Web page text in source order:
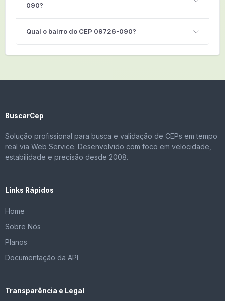
090?
Qual o bairro do CEP 09726-090?
BuscarCep
Solução profissional para busca e validação de CEPs em tempo
real via Web Service. Desenvolvido com foco em velocidade,
estabilidade e precisão desde 2008.
Links Rápidos
Home
Sobre Nós
Planos
Documentação da API
Transparência e Legal